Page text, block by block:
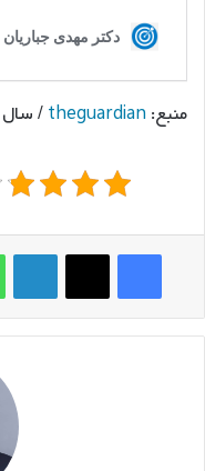
منبع:theguardian/ سال 2011
فیس بوک ایکس